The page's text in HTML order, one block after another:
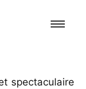
Accueil
spectaculaire